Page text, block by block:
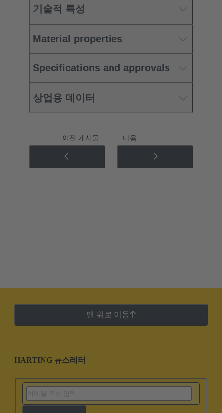
기술적 특성
Material properties
Specifications and approvals
상업용 데이터
이전 게시물 다음
맨 위로 이동
HARTING 뉴스레터